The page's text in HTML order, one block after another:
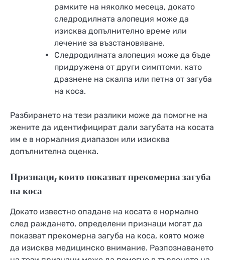
рамките на няколко месеца, докато
следродилната алопеция може да
изисква допълнително време или
лечение за възстановяване.
Следродилната алопеция може да бъде
придружена от други симптоми, като
дразнене на скалпа или петна от загуба
на коса.
Разбирането на тези разлики може да помогне на
жените да идентифицират дали загубата на косата
им е в нормалния диапазон или изисква
допълнителна оценка.
Признаци, които показват прекомерна загуба
на коса
Докато известно опадане на косата е нормално
след раждането, определени признаци могат да
показват прекомерна загуба на коса, която може
да изисква медицинско внимание. Разпознаването